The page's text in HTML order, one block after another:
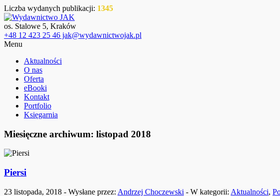
Liczba wydanych publikacji: 1345
os. Stalowe 5, Kraków
+48 12 423 25 46 jak@wydawnictwojak.pl
Menu
Aktualności
O nas
Oferta
eBooki
Kontakt
Portfolio
Księgarnia
Miesięczne archiwum: listopad 2018
Piersi
23 listopada, 2018 - Wysłane przez: Andrzej Choczewski - W kategorii: Aktualności,